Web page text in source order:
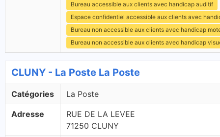
Bureau accessible aux clients avec handicap auditif
Espace confidentiel accessible aux clients avec
Bureau non accessible aux clients avec handicap
Bureau non accessible aux clients avec handicap
CLUNY - La Poste La Poste
Catégories La Poste
Adresse
RUE DE LA LEVEE
71250 CLUNY